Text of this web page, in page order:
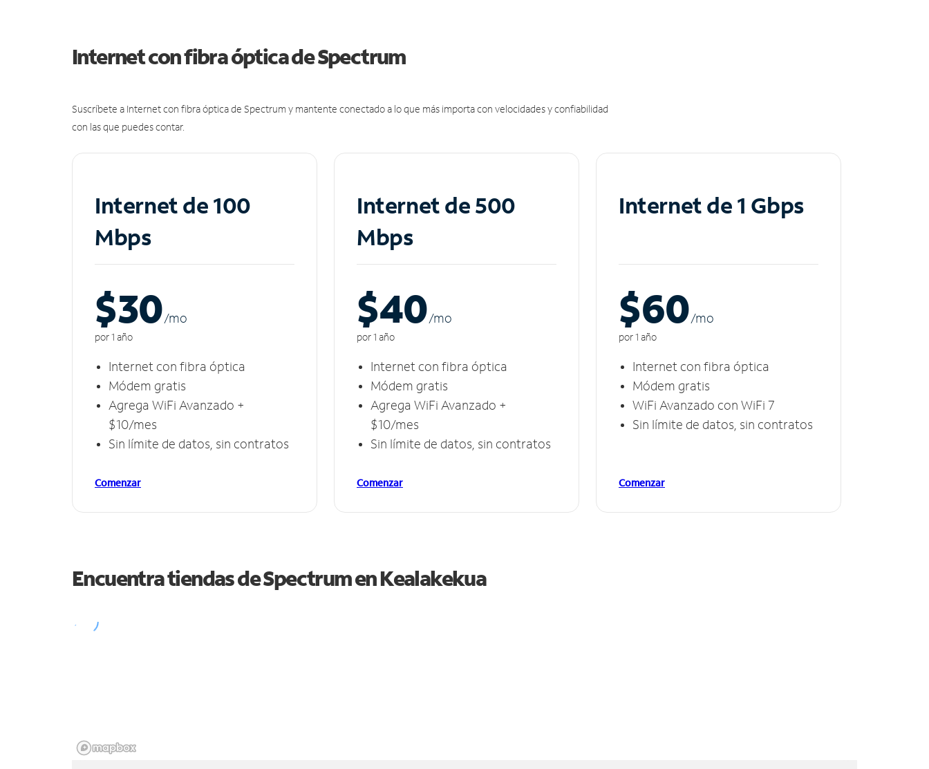
Internet con fibra óptica de Spectrum
Suscríbete a Internet con fibra óptica de Spectrum y mantente conectado a lo que más importa con velocidades y confiabilidad
con las que puedes contar.
Internet de 100
Mbps
$30/mo
por 1 año
Internet con fibra óptica
Módem gratis
Agrega WiFi Avanzado +
$10/mes
Sin límite de datos, sin contratos
Comenzar
Internet de 500
Mbps
$40/mo
por 1 año
Internet con fibra óptica
Módem gratis
Agrega WiFi Avanzado +
$10/mes
Sin límite de datos, sin contratos
Comenzar
Internet de 1 Gbps
$60/mo
por 1 año
Internet con fibra óptica
Módem gratis
WiFi Avanzado con WiFi 7
Sin límite de datos, sin contratos
Comenzar
Encuentra tiendas de Spectrum enKealakekua